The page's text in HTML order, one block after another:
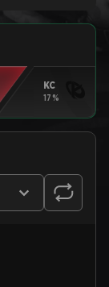
KC
17%